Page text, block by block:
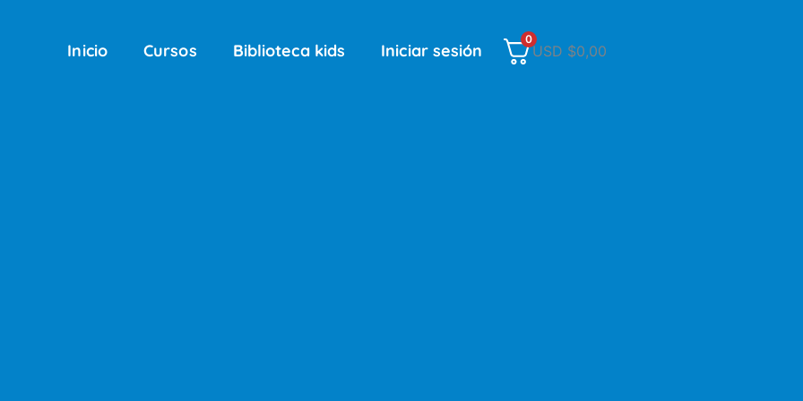
Inicio Cursos Biblioteca kids Iniciar sesión
0
USD $0,00